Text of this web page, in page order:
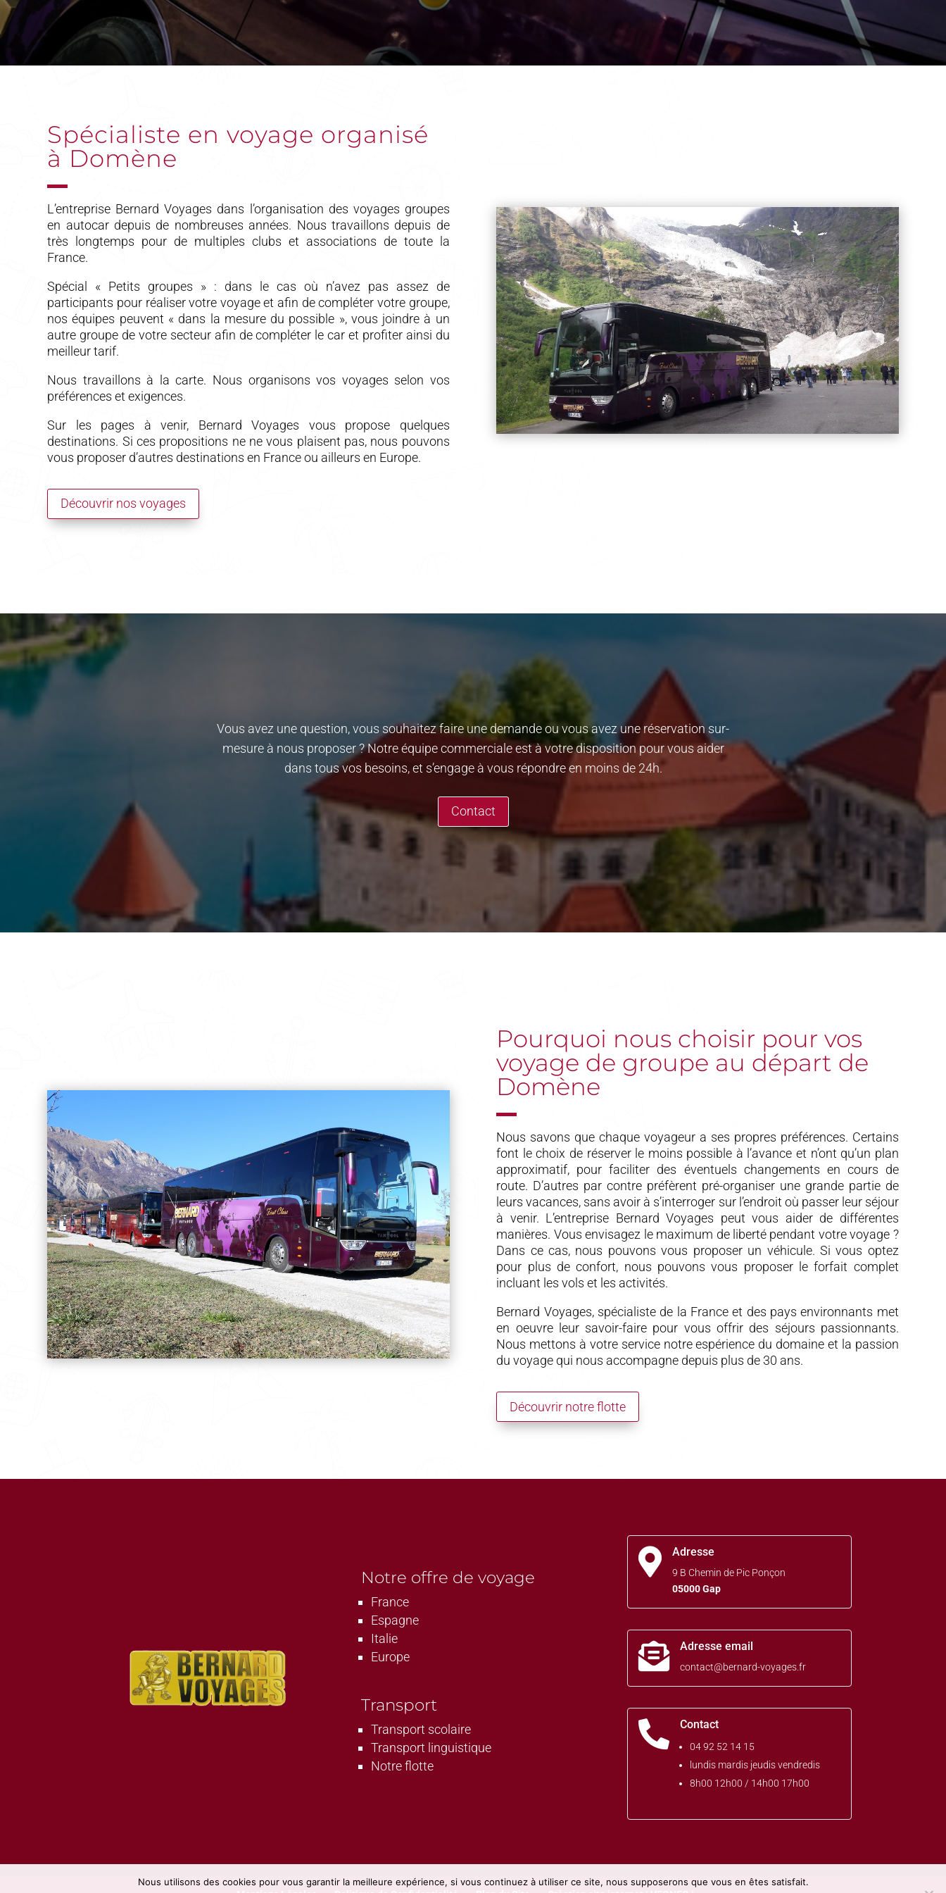
Spécialiste en voyage organisé
à Domène
L’entreprise Bernard Voyages dans l’organisation des voyages groupes
en autocar depuis de nombreuses années. Nous travaillons depuis de
très longtemps pour de multiples clubs et associations de toute la
France.
Spécial « Petits groupes » : dans le cas où n’avez pas assez de
participants pour réaliser votre voyage et afin de compléter votre groupe,
nos équipes peuvent « dans la mesure du possible », vous joindre à un
autre groupe de votre secteur afin de compléter le car et profiter ainsi du
meilleur tarif.
Nous travaillons à la carte. Nous organisons vos voyages selon vos
préférences et exigences.
Sur les pages à venir, Bernard Voyages vous propose quelques
destinations. Si ces propositions ne ne vous plaisent pas, nous pouvons
vous proposer d’autres destinations en France ou ailleurs en Europe.
Découvrir nos voyages
Vous avez une question, vous souhaitez faire une demande ou vous avez une réservation sur-
mesure à nous proposer ? Notre équipe commerciale est à votre disposition pour vous aider
dans tous vos besoins, et s’engage à vous répondre en moins de 24h.
Contact
Pourquoi nous choisir pour vos
voyage de groupe au départ de
Domène
Nous savons que chaque voyageur a ses propres préférences. Certains
font le choix de réserver le moins possible à l’avance et n’ont qu’un plan
approximatif, pour faciliter des éventuels changements en cours de
route. D’autres par contre préfèrent pré-organiser une grande partie de
leurs vacances, sans avoir à s’interroger sur l’endroit où passer leur séjour
à venir. L’entreprise Bernard Voyages peut vous aider de différentes
manières. Vous envisagez le maximum de liberté pendant votre voyage ?
Dans ce cas, nous pouvons vous proposer un véhicule. Si vous optez
pour plus de confort, nous pouvons vous proposer le forfait complet
incluant les vols et les activités.
Bernard Voyages, spécialiste de la France et des pays environnants met
en oeuvre leur savoir-faire pour vous offrir des séjours passionnants.
Nous mettons à votre service notre espérience du domaine et la passion
du voyage qui nous accompagne depuis plus de 30 ans.
Découvrir notre flotte
Notre offre de voyage
France
Espagne
Italie
Europe
Transport
Transport scolaire
Transport linguistique
Notre flotte
 Adresse
9 B Chemin de Pic Ponçon
05000 Gap
 Adresse email
contact@bernard-voyages.fr
 Contact
04 92 52 14 15
lundis mardis jeudis vendredis
8h00 12h00 / 14h00 17h00
Nous utilisons des cookies pour vous garantir la meilleure expérience, si vous continuez à utiliser ce site, nous supposerons que vous en êtes satisfait.